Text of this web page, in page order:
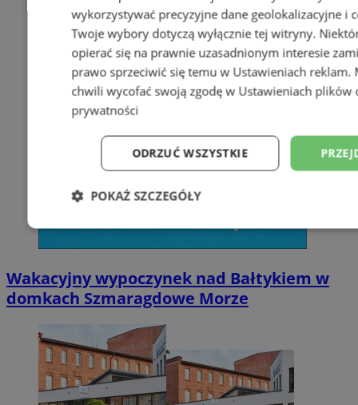
Wakacyjny wypoczynek nad Bałtykiem w
domkach Szmaragdowe Morze
wykorzystywać precyzyjne dane geolokalizacyjne i
Twoje wybory dotyczą wyłącznie tej witryny.
opierać się na prawnie uzasadnionym interesie
prawo sprzeciwić się temu w Ustawieniach reklam.
chwili wycofać swoją zgodę w Ustawieniach plików
prywatności
ODRZUĆ WSZYSTKIE
POKAŻ SZCZEGÓŁY
Niezbędne Wydajność
Niesklasyfikowane